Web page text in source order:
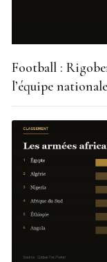
Football :
l’équipe